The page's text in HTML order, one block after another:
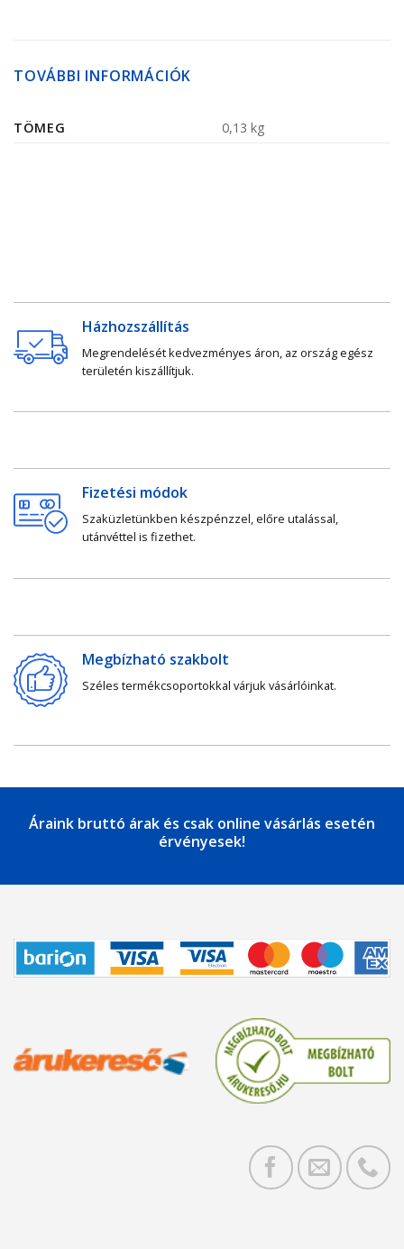
TOVÁBBI INFORMÁCIÓK
TÖMEG 0,13 kg
Házhozszállítás
Megrendelését kedvezményes áron, az ország egész
területén kiszállítjuk.
Fizetési módok
Szaküzletünkben készpénzzel, előre utalással,
utánvéttel is fizethet.
Megbízható szakbolt
Széles termékcsoportokkal várjuk vásárlóinkat.
Áraink bruttó árak és csak online vásárlás esetén
érvényesek!